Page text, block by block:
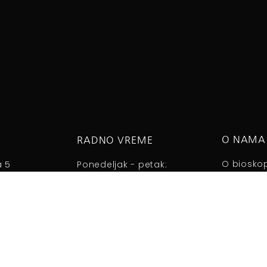
5
RADNO VREME
Ponedeljak - petak:
O NAMA
O